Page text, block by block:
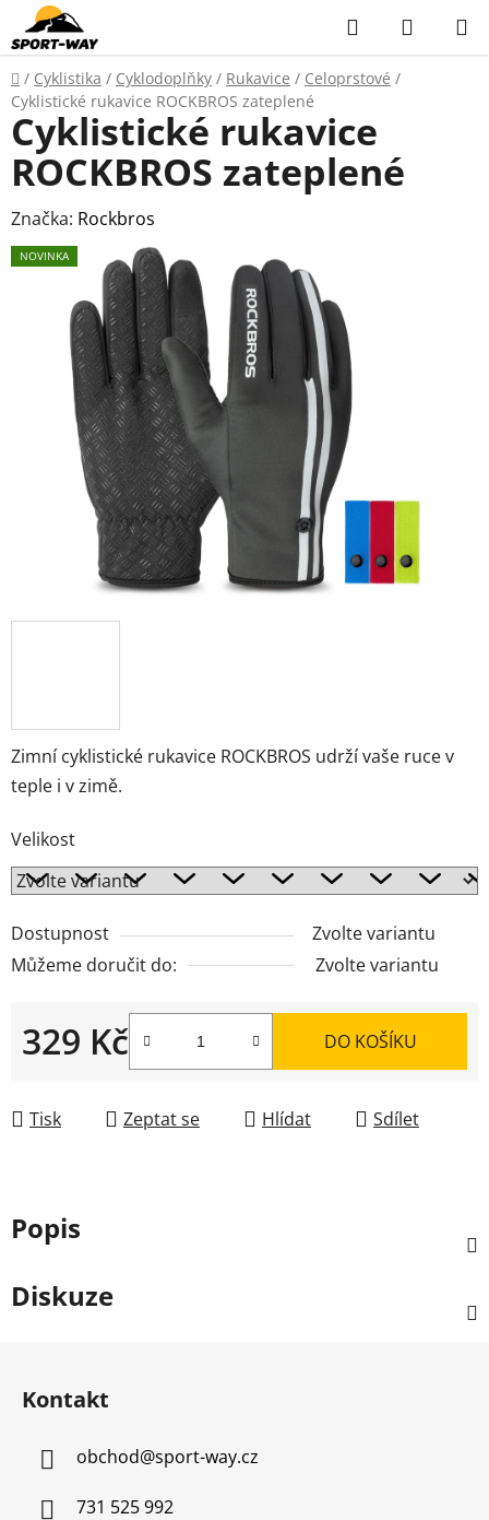
Přejít
na
obsah
Hledat
KOŠÍK
Domů
/ Cyklistika / Cyklodoplňky / Rukavice / Celoprstové /
Cyklistické rukavice ROCKBROS zateplené
Zimní cyklistické rukavice ROCKBROS udrží vaše ruce v
teple i v zimě.
Velikost
Dostupnost
Zvolte variantu
Můžeme doručit do:
Zvolte variantu
329 Kč DO KOŠÍKU
Tisk Zeptat se Hlídat Sdílet
Cyklistické rukavice
ROCKBROS zateplené
Značka: Rockbros
NOVINKA
Popis
Diskuze
Kontakt
obchod@sport-way.cz
731 525 992